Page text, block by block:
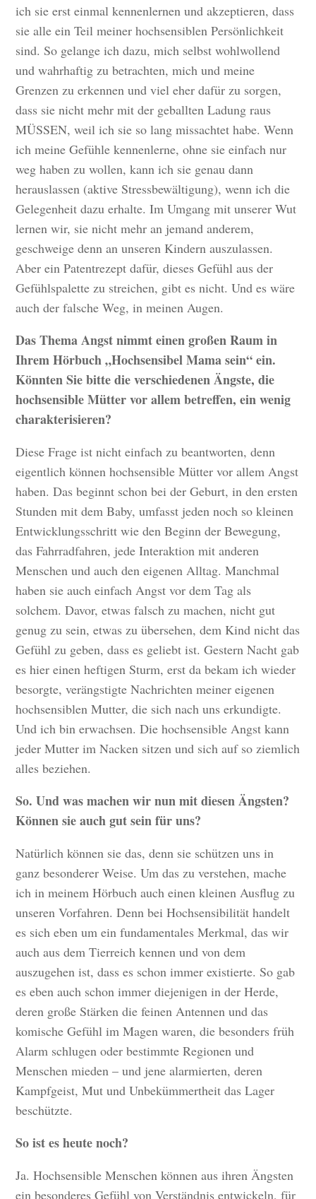
ich sie erst einmal kennenlernen und akzeptieren, dass
sie alle ein Teil meiner hochsensiblen Persönlichkeit
sind. So gelange ich dazu, mich selbst wohlwollend
und wahrhaftig zu betrachten, mich und meine
Grenzen zu erkennen und viel eher dafür zu sorgen,
dass sie nicht mehr mit der geballten Ladung raus
MÜSSEN, weil ich sie so lang missachtet habe. Wenn
ich meine Gefühle kennenlerne, ohne sie einfach nur
weg haben zu wollen, kann ich sie genau dann
herauslassen (aktive Stressbewältigung), wenn ich die
Gelegenheit dazu erhalte. Im Umgang mit unserer Wut
lernen wir, sie nicht mehr an jemand anderem,
geschweige denn an unseren Kindern auszulassen.
Aber ein Patentrezept dafür, dieses Gefühl aus der
Gefühlspalette zu streichen, gibt es nicht. Und es wäre
auch der falsche Weg, in meinen Augen.
Das Thema Angst nimmt einen großen Raum in
Ihrem Hörbuch „Hochsensibel Mama sein“ ein.
Könnten Sie bitte die verschiedenen Ängste, die
hochsensible Mütter vor allem betreffen, ein wenig
charakterisieren?
Diese Frage ist nicht einfach zu beantworten, denn
eigentlich können hochsensible Mütter vor allem Angst
haben. Das beginnt schon bei der Geburt, in den ersten
Stunden mit dem Baby, umfasst jeden noch so kleinen
Entwicklungsschritt wie den Beginn der Bewegung,
das Fahrradfahren, jede Interaktion mit anderen
Menschen und auch den eigenen Alltag. Manchmal
haben sie auch einfach Angst vor dem Tag als
solchem. Davor, etwas falsch zu machen, nicht gut
genug zu sein, etwas zu übersehen, dem Kind nicht das
Gefühl zu geben, dass es geliebt ist. Gestern Nacht gab
es hier einen heftigen Sturm, erst da bekam ich wieder
besorgte, verängstigte Nachrichten meiner eigenen
hochsensiblen Mutter, die sich nach uns erkundigte.
Und ich bin erwachsen. Die hochsensible Angst kann
jeder Mutter im Nacken sitzen und sich auf so ziemlich
alles beziehen.
So. Und was machen wir nun mit diesen Ängsten?
Können sie auch gut sein für uns?
Natürlich können sie das, denn sie schützen uns in
ganz besonderer Weise. Um das zu verstehen, mache
ich in meinem Hörbuch auch einen kleinen Ausflug zu
unseren Vorfahren. Denn bei Hochsensibilität handelt
es sich eben um ein fundamentales Merkmal, das wir
auch aus dem Tierreich kennen und von dem
auszugehen ist, dass es schon immer existierte. So gab
es eben auch schon immer diejenigen in der Herde,
deren große Stärken die feinen Antennen und das
komische Gefühl im Magen waren, die besonders früh
Alarm schlugen oder bestimmte Regionen und
Menschen mieden – und jene alarmierten, deren
Kampfgeist, Mut und Unbekümmertheit das Lager
beschützte.
So ist es heute noch?
Ja. Hochsensible Menschen können aus ihren Ängsten
ein besonderes Gefühl von Verständnis entwickeln, für